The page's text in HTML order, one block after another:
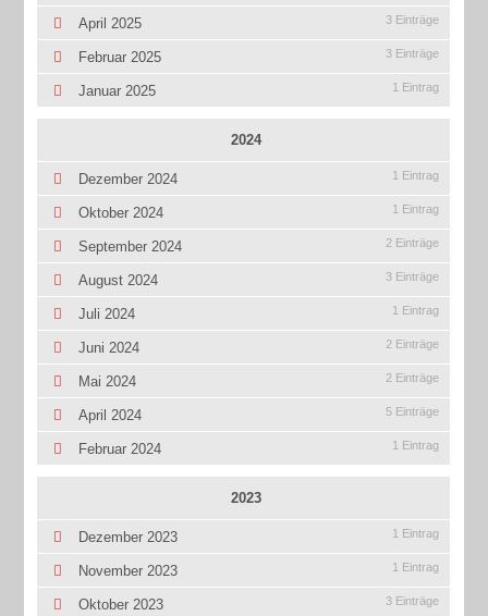
April 2025 3 Einträge
Februar 2025 3 Einträge
Januar 2025 1 Eintrag
2024
Dezember 2024 1 Eintrag
Oktober 2024 1 Eintrag
September 2024 2 Einträge
August 2024 3 Einträge
Juli 2024 1 Eintrag
Juni 2024 2 Einträge
Mai 2024 2 Einträge
April 2024 5 Einträge
Februar 2024 1 Eintrag
2023
Dezember 2023 1 Eintrag
November 2023 1 Eintrag
Oktober 2023 3 Einträge